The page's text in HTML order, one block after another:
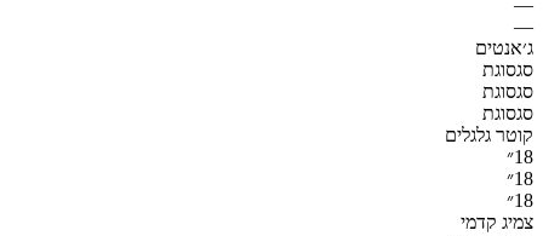
—
ג׳אנטים
סגסוגת
סגסוגת
סגסוגת
קוטר גלגלים
18״
18״
18״
צמיג קדמי